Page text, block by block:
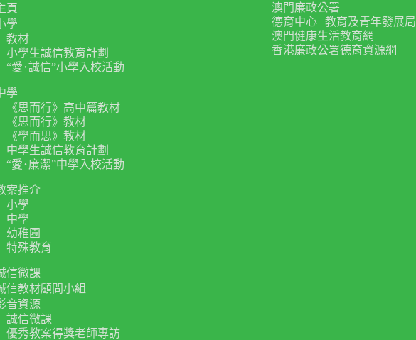
頁
學
教材
小學生誠信教育計劃
“愛･誠信”小學入校活動
學
《思而行》高中篇教材
《思而行》教材
《學而思》教材
中學生誠信教育計劃
“愛･廉潔”中學入校活動
案推介
小學
中學
幼稚園
特殊教育
信微課
信教材顧問小組
音資源
誠信微課
優秀教案得獎老師專訪
澳門廉政公署
德育中心 | 教育及青年發展局
澳門健康生活教育網
香港廉政公署德育資源網